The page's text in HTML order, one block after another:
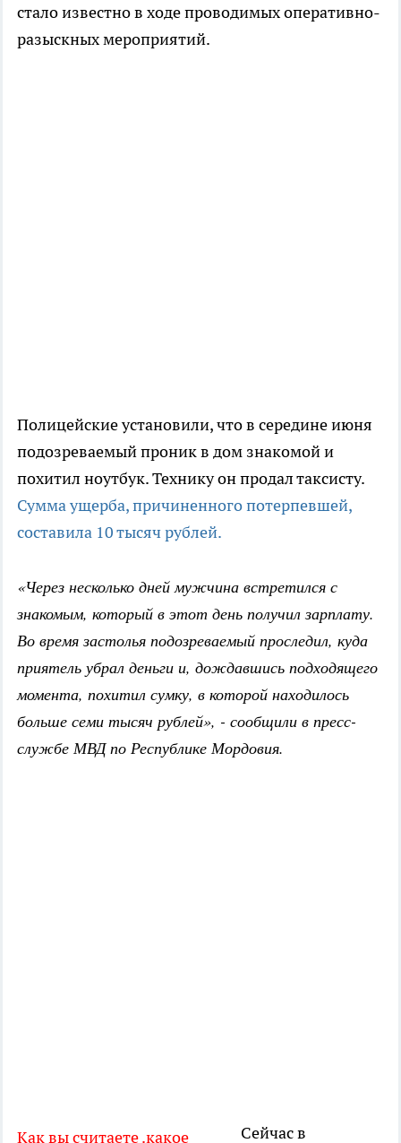
стало известно в ходе проводимых оперативно-
разыскных мероприятий.
Полицейские установили, что в середине июня
подозреваемый проник в дом знакомой и
похитил ноутбук. Технику он продал таксисту.
Сумма ущерба, причиненного потерпевшей,
составила 10 тысяч рублей.
«Через несколько дней мужчина встретился с
знакомым, который в этот день получил зарплату.
Во время застолья подозреваемый проследил, куда
приятель убрал деньги и, дождавшись подходящего
момента, похитил сумку, в которой находилось
больше семи тысяч рублей», - сообщили в пресс-
службе МВД по Республике Мордовия.
Как вы считаете .какое Сейчас в